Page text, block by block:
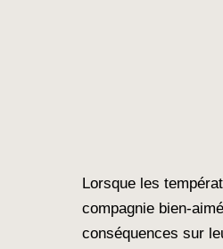
Lorsque les
compagnie bien-
conséquences sur